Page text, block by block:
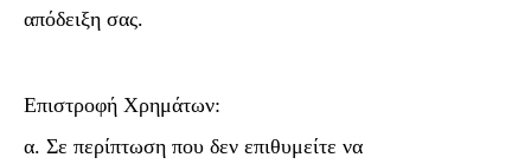
απόδειξη σας.
Επιστροφή Χρημάτων:
α. Σε περίπτωση που δεν επιθυμείτε να